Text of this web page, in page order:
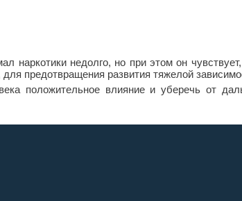
недолго, но при этом он чувствует,
предотвращения развития тяжелой
положительное влияние и уберечь от